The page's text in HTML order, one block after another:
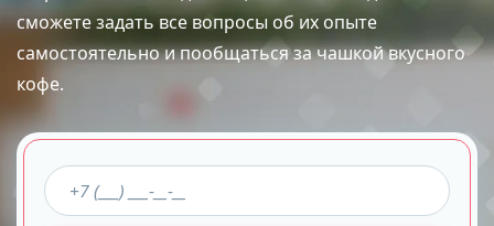
сможете задать все вопросы об их опыте
самостоятельно и пообщаться за чашкой вкусного
кофе.